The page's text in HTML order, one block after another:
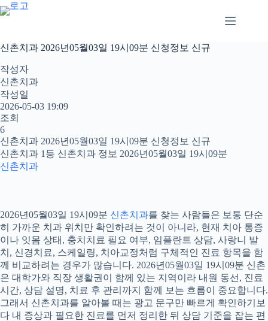
본
문
로
건
너
뛰
기
신촌치과 2026년05월03일 19시09분 신청정보 신규
작성자
신촌치과
작성일
2026-05-03 19:09
조회
6
신촌치과 2026년05월03일 19시09분 신청정보 신규
신촌치과 1등 신촌치과 정보 2026년05월03일 19시09분
신촌치과
2026년05월03일 19시09분 신촌치과를 찾는 사람들은 보통 단순
히 가까운 치과 위치만 확인하려는 것이 아니라, 현재 치아 통증
이나 잇몸 상태, 충치치료 필요 여부, 임플란트 상담, 사랑니 발
치, 신경치료, 스케일링, 치아교정처럼 구체적인 진료 항목을 함
께 비교하려는 경우가 많습니다. 2026년05월03일 19시09분 신촌
은 대학가와 직장 생활권이 함께 있는 지역이라 내원 동선, 진료
시간, 상담 설명, 치료 후 관리까지 함께 보는 흐름이 중요합니다.
그래서 신촌치과를 알아볼 때는 광고 문구만 빠르게 확인하기보
다 내 증상과 필요한 진료를 먼저 정리한 뒤 상담 기준을 잡는 편